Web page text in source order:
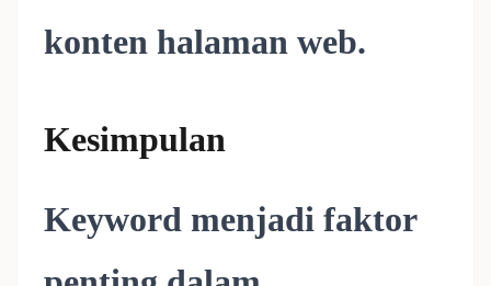
konten halaman web.
Kesimpulan
Keyword menjadi faktor